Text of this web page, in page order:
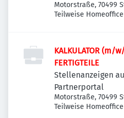
Motorstraße, 70499
Teilweise Homeoffice
KALKULATOR (m/
FERTIGTEILE
Stellenanzeigen
Partnerportal
Motorstraße, 70499
Teilweise Homeoffice